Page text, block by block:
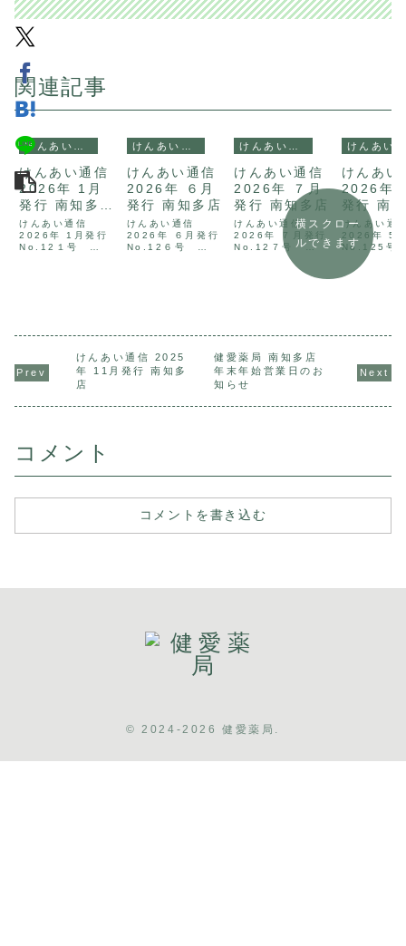
関連記事
けんあい通信
2026年 1月
発行 南知多
店
けんあい通信
2026年 1月発行
No.12１号
いたしました。
けんあい通信
2026年 ６月
発行 南知多店
けんあい通信
2026年 ６月発行
No.12６号
た。
けんあい通信
2026年 ７月
発行 南知多店
けんあい通信
2026年 ７月発行
No.12７号
2026年 ７月 けん
あい通信 テーマは
夏野菜です。７月
いたしました。
けんあい
2026年
発行 南
けんあい通
2026年 5
No.125
2026年 5
あい通信
た。
横スクロー
ルできます
けんあい通信 2025
年 11月発行 南知多
店
健愛薬局 南知多店
年末年始営業日のお
知らせ
コメント
コメントを書き込む
© 2024-2026 健愛薬局.